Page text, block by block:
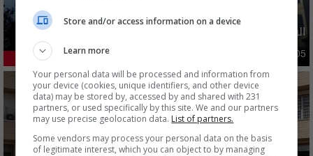
الولايات المتحدة تعلن رفع عقوبات عن ايران
دوليات 10:10 | 2026-08-05
Store and/or access information on a device
Learn more
Your personal data will be processed and information from
your device (cookies, unique identifiers, and other device
data) may be stored by, accessed by and shared with 231
partners, or used specifically by this site. We and our partners
may use precise geolocation data. List of partners.
Some vendors may process your personal data on the basis
of legitimate interest, which you can object to by managing